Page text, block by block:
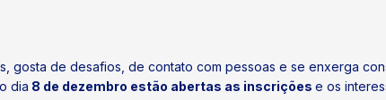
gosta de desafios, de contato com pessoas e se enxerga
dia 8 de dezembro estão abertas as inscrições e os